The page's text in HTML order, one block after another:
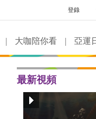
登錄
| 大咖陪你看 | 亞運
最新視頻